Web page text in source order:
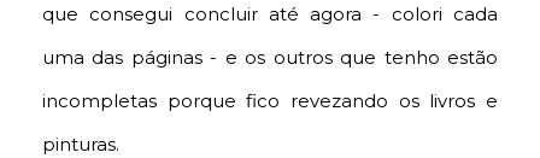
que consegui concluir até agora - colori cada
uma das páginas - e os outros que tenho estão
incompletas porque fico revezando os livros e
pinturas.